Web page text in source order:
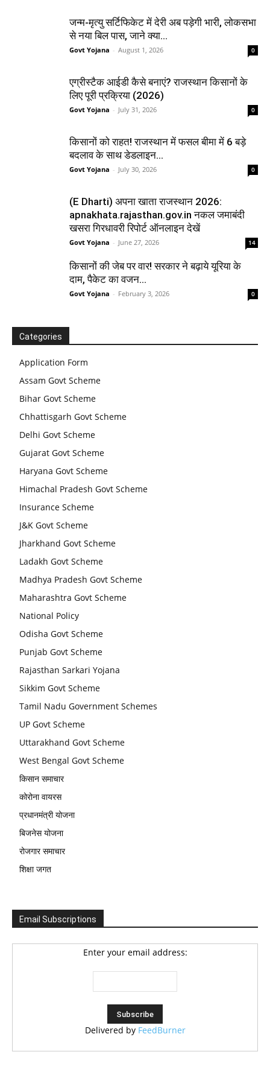
जन्म-मृत्यु सर्टिफिकेट में देरी अब पड़ेगी भारी, लोकसभा
से नया बिल पास, जाने क्या...
Govt Yojana - August 1, 2026 0
एग्रीस्टैक आईडी कैसे बनाएं? राजस्थान किसानों के
लिए पूरी प्रक्रिया (2026)
Govt Yojana - July 31, 2026 0
किसानों को राहत! राजस्थान में फसल बीमा में 6 बड़े
बदलाव के साथ डेडलाइन...
Govt Yojana - July 30, 2026 0
(E Dharti) अपना खाता राजस्थान 2026:
apnakhata.rajasthan.gov.in नकल जमाबंदी
खसरा गिरधावरी रिपोर्ट ऑनलाइन देखें
Govt Yojana - June 27, 2026 14
किसानों की जेब पर वार! सरकार ने बढ़ाये यूरिया के
दाम, पैकेट का वजन...
Govt Yojana - February 3, 2026 0
Categories
Application Form
Assam Govt Scheme
Bihar Govt Scheme
Chhattisgarh Govt Scheme
Delhi Govt Scheme
Gujarat Govt Scheme
Haryana Govt Scheme
Himachal Pradesh Govt Scheme
Insurance Scheme
J&K Govt Scheme
Jharkhand Govt Scheme
Ladakh Govt Scheme
Madhya Pradesh Govt Scheme
Maharashtra Govt Scheme
National Policy
Odisha Govt Scheme
Punjab Govt Scheme
Rajasthan Sarkari Yojana
Sikkim Govt Scheme
Tamil Nadu Government Schemes
UP Govt Scheme
Uttarakhand Govt Scheme
West Bengal Govt Scheme
किसान समाचार
कोरोना वायरस
प्रधानमंत्री योजना
बिजनेस योजना
रोजगार समाचार
शिक्षा जगत
Email Subscriptions
Enter your email address:
Delivered by FeedBurner